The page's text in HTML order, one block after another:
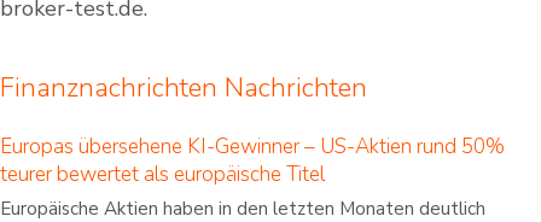
broker-test.de.
Finanznachrichten Nachrichten
Europas übersehene KI-Gewinner – US-Aktien rund 50%
teurer bewertet als europäische Titel
Europäische Aktien haben in den letzten Monaten deutlich